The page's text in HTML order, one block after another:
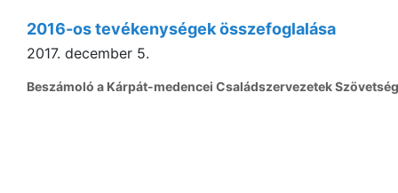
2016-os tevékenységek összefoglalása
2017. december 5.
Beszámoló a Kárpát-medencei Családszervezetek